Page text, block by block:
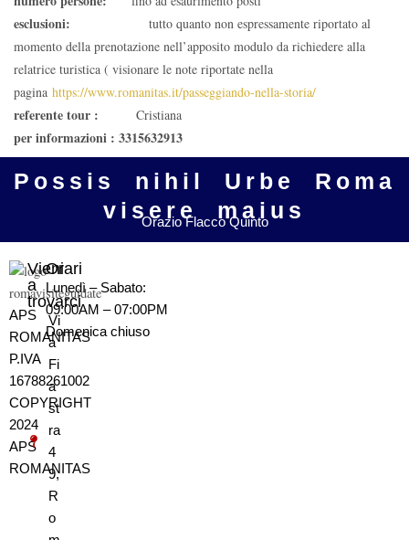
esclusioni: tutto quanto non espressamente riportato al
momento della prenotazione nell’apposito modulo da richiedere alla
relatrice turistica ( visionare le note riportate nella
pagina https://www.romanitas.it/passeggiando-nella-storia/
referente tour : Cristiana
per informazioni : 3315632913
Possis nihil Urbe Roma
visere maius
Orazio Flacco Quinto
APS
ROMANITAS
P.IVA
16788261002
COPYRIGHT
2024
APS
ROMANITAS
Vieni
a
trovarci
Vi
a
Fi
a
st
ra
4
9,
R
o
Orari
Lunedì – Sabato:
09:00AM – 07:00PM
Domenica chiuso